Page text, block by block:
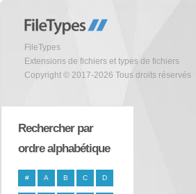
FileTypes
Extensions de fichiers et types de fichiers
Copyright © 2017-2026 Tous droits réservés
Rechercher par
ordre alphabétique
# A B C D